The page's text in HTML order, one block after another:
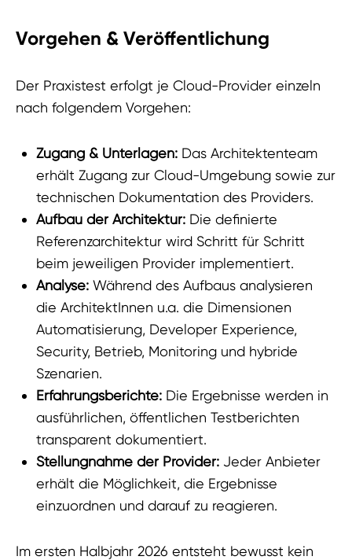
Vorgehen & Veröffentlichung
Der Praxistest erfolgt je Cloud-Provider einzeln
nach folgendem Vorgehen:
Zugang & Unterlagen: Das Architektenteam
erhält Zugang zur Cloud-Umgebung sowie zur
technischen Dokumentation des Providers.
Aufbau der Architektur: Die definierte
Referenzarchitektur wird Schritt für Schritt
beim jeweiligen Provider implementiert.
Analyse: Während des Aufbaus analysieren
die ArchitektInnen u.a. die Dimensionen
Automatisierung, Developer Experience,
Security, Betrieb, Monitoring und hybride
Szenarien.
Erfahrungsberichte: Die Ergebnisse werden in
ausführlichen, öffentlichen Testberichten
transparent dokumentiert.
Stellungnahme der Provider: Jeder Anbieter
erhält die Möglichkeit, die Ergebnisse
einzuordnen und darauf zu reagieren.
Im ersten Halbjahr 2026 entsteht bewusst kein